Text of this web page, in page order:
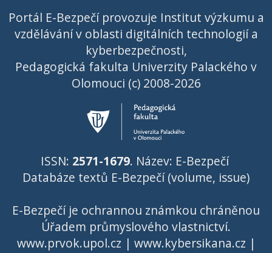
Portál E-Bezpečí provozuje Institut výzkumu a
vzdělávání v oblasti digitálních technologií a
kyberbezpečnosti,
Pedagogická fakulta Univerzity Palackého v
Olomouci (c) 2008-2026
ISSN: 2571-1679. Název: E-Bezpečí
Databáze textů E-Bezpečí (volume, issue)
E-Bezpečí je ochrannou známkou chráněnou
Úřadem průmyslového vlastnictví.
www.prvok.upol.cz | www.kybersikana.cz |